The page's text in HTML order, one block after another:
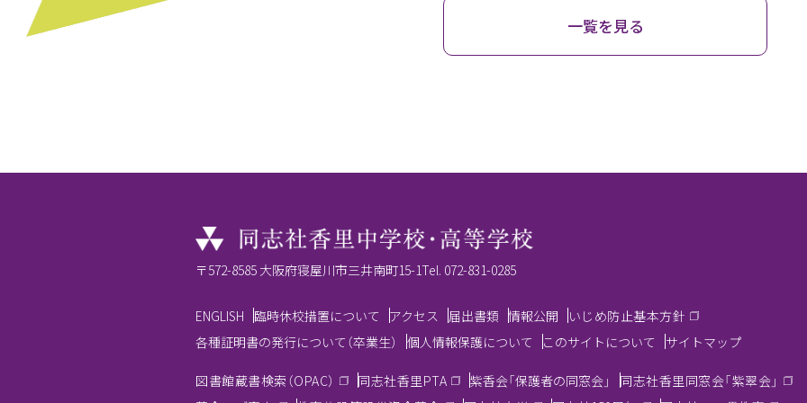
一覧を見る
〒572-8585 大阪府寝屋川市三井南町15-1Tel. 072-831-0285
ENGLISH 臨時休校措置について アクセス 届出書類 情報公開
いじめ防止基本方針
各種証明書の発行について（卒業生）
個人情報保護について このサイトについて サイトマップ
図書館蔵書検索（OPAC） 同志社香里PTA 紫香会「保護者の同窓会」
同志社香里同窓会「紫翠会」